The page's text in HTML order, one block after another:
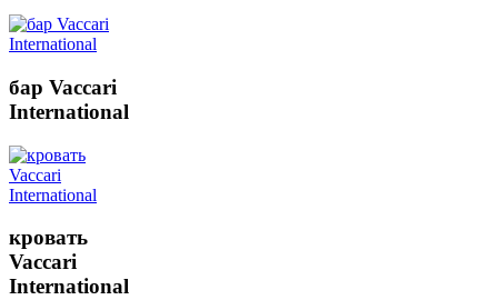
бар Vaccari
International
кровать
Vaccari
International